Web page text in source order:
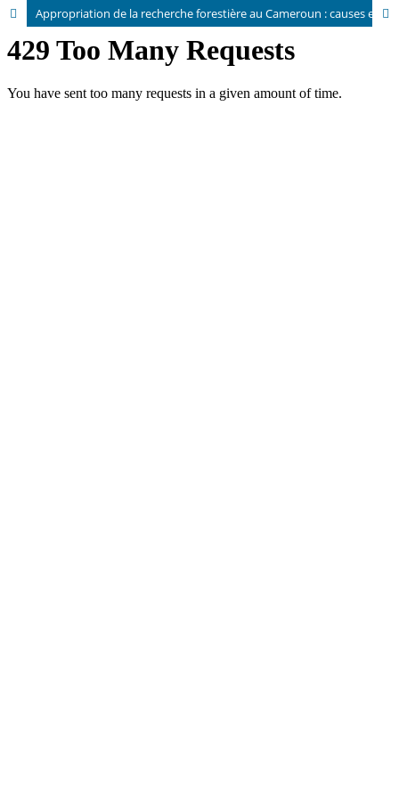
Appropriation de la recherche forestière au Cameroun : causes et risques de l?informalité dans la communication et le partage des connaissances